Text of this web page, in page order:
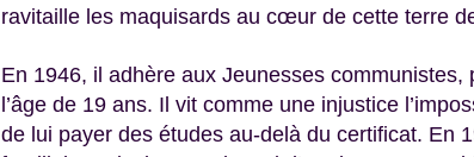
ravitaille les maquisards au cœur de cette terre
En 1946, il adhère aux Jeunesses communistes,
l’âge de 19 ans. Il vit comme une injustice
de lui payer des études au-delà du certificat. En